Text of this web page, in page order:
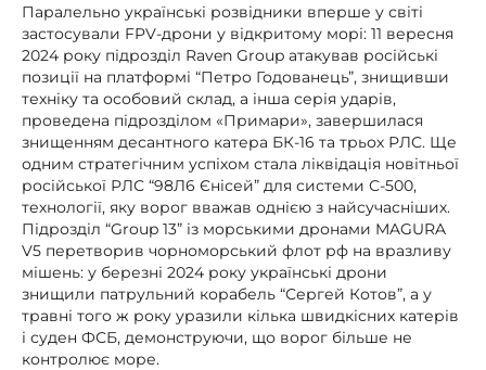
Паралельно українські розвідники вперше у світі
застосували FPV-дрони у відкритому морі: 11 вересня
2024 року підрозділ Raven Group атакував російські
позиції на платформі “Петро Годованець”, знищивши
техніку та особовий склад, а інша серія ударів,
проведена підрозділом «Примари», завершилася
знищенням десантного катера БК-16 та трьох РЛС. Ще
одним стратегічним успіхом стала ліквідація новітньої
російської РЛС “98Л6 Єнісей” для системи С-500,
технології, яку ворог вважав однією з найсучасніших.
Підрозділ “Group 13” із морськими дронами MAGURA
V5 перетворив чорноморський флот рф на вразливу
мішень: у березні 2024 року українські дрони
знищили патрульний корабель “Сергей Котов”, а у
травні того ж року уразили кілька швидкісних катерів
і суден ФСБ, демонструючи, що ворог більше не
контролює море.